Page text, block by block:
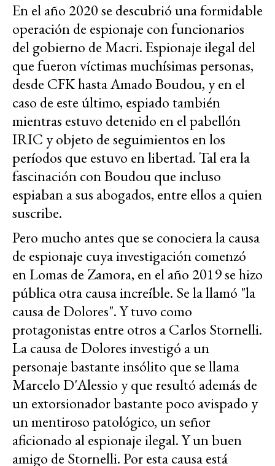
En el año 2020 se descubrió una formidable
operación de espionaje con funcionarios
del gobierno de Macri. Espionaje ilegal del
que fueron víctimas muchísimas personas,
desde CFK hasta Amado Boudou, y en el
caso de este último, espiado también
mientras estuvo detenido en el pabellón
IRIC y objeto de seguimientos en los
períodos que estuvo en libertad. Tal era la
fascinación con Boudou que incluso
espiaban a sus abogados, entre ellos a quien
suscribe.
Pero mucho antes que se conociera la causa
de espionaje cuya investigación comenzó
en Lomas de Zamora, en el año 2019 se hizo
pública otra causa increíble. Se la llamó "la
causa de Dolores". Y tuvo como
protagonistas entre otros a Carlos Stornelli.
La causa de Dolores investigó a un
personaje bastante insólito que se llama
Marcelo D'Alessio y que resultó además de
un extorsionador bastante poco avispado y
un mentiroso patológico, un señor
aficionado al espionaje ilegal. Y un buen
amigo de Stornelli. Por esta causa está